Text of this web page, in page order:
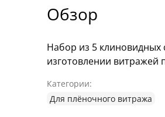
Обзор
Набор из 5
изготовлении витражей
Категории:
Для плёночного витража